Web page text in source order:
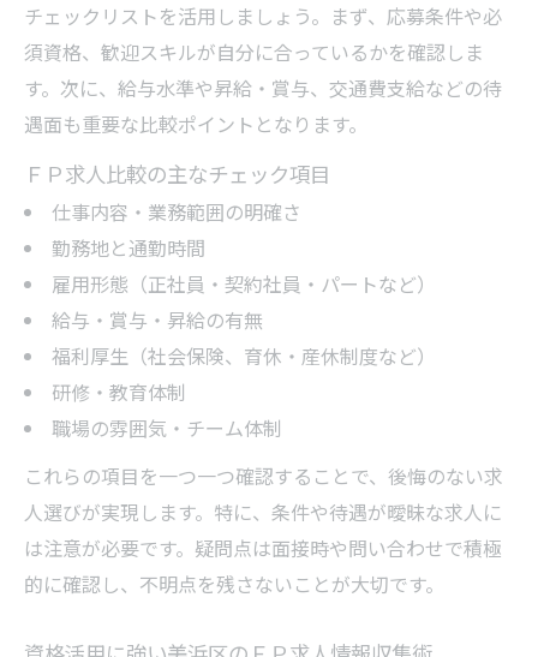
美浜区で安定重視のＦＰ求人を見つけるコ
ツ
ミドル・シニア層も活躍するＦＰ求人の特
徴
ＦＰ求人戦略で理想の職場環境を手に入れ
る
チェックリストを活用しましょう。まず、応募条件や必
須資格、歓迎スキルが自分に合っているかを確認しま
す。次に、給与水準や昇給・賞与、交通費支給などの待
遇面も重要な比較ポイントとなります。
ＦＰ求人比較の主なチェック項目
仕事内容・業務範囲の明確さ
勤務地と通勤時間
雇用形態（正社員・契約社員・パートなど）
給与・賞与・昇給の有無
福利厚生（社会保険、育休・産休制度など）
研修・教育体制
職場の雰囲気・チーム体制
これらの項目を一つ一つ確認することで、後悔のない求
人選びが実現します。特に、条件や待遇が曖昧な求人に
は注意が必要です。疑問点は面接時や問い合わせで積極
的に確認し、不明点を残さないことが大切です。